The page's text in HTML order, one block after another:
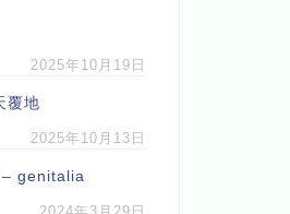
2025年10月19日
地
2025年10月13日
– genitalia